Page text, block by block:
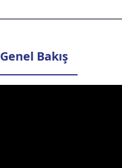
Genel Bakış